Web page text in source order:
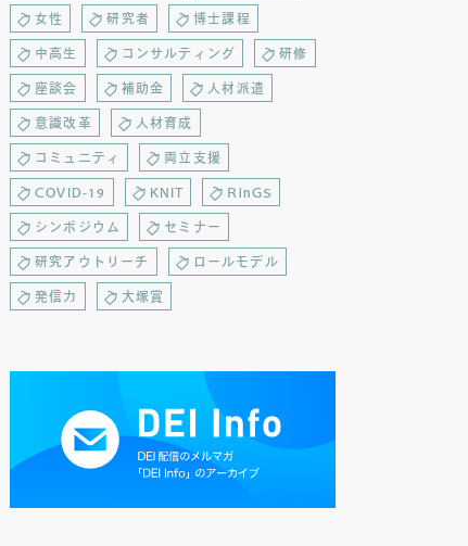
女性 研究者 博士課程
中高生 コンサルティング 研修
座談会 補助金 人材派遣
意識改革 人材育成
コミュニティ 両立支援
COVID-19 KNIT RinGS
シンポジウム セミナー
研究アウトリーチ ロールモデル
発信力 大塚賞